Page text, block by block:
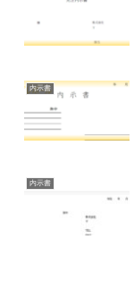
内示書
内示書